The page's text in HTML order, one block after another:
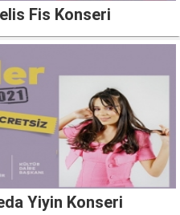
Fis Konseri
Yiyin Konseri